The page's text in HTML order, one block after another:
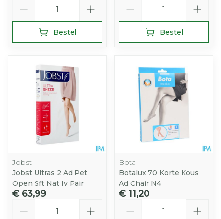
Bestel Bestel
Jobst
Jobst Ultras 2 Ad Pet
Open Sft Nat Iv Pair
€ 63,99
Bota
Botalux 70 Korte Kous
Ad Chair N4
€ 11,20